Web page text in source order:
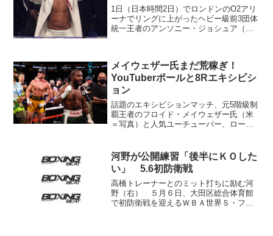
1日（日本時間2日）でロンドンのO2アリ
ーナでリングに上がったヘビー級前3団体
統一王者のアンソニー・ジョシュア（英
メイウェザー氏まだ荒稼ぎ！
YouTuberポールと8Rエキシビシ
ョン
話題のエキシビションマッチ、元5階級制
覇王者のフロイド・メイウェザー氏（米
＝写真）と人気ユーチューバー、ローガ
ハードロック・スタジアムで行われ
た。 観衆は人数制限をし...
河野が公開練習「後半にＫＯした
い」 5.6初防衛戦
高橋トレーナーとのミット打ちに励む河
野（右） ５月６日、大田区総合体育館
で初防衛戦を迎えるＷＢＡ世界Ｓ・フラ